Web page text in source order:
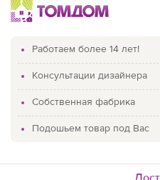
Работаем более 14 лет!
Консультации дизайнера
Собственная фабрика
Подошьем товар под Вас